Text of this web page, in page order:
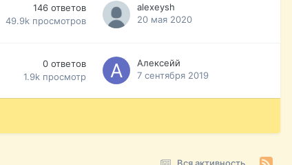
146 ответов
49.9k просмотров
alexeysh
20 мая 2020
0 ответов
1.9k просмотр
Алексейй
7 сентября 2019
Вся активность